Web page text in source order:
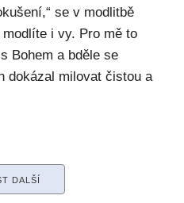
se v modlitbě
i vy. Pro mě to
Bohem a bděle se
dokázal milovat čistou a
DALŠÍ